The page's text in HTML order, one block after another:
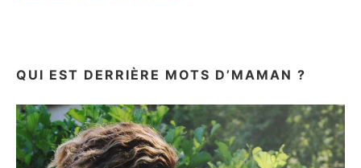
QUI EST DERRIÈRE MOTS D’MAMAN ?